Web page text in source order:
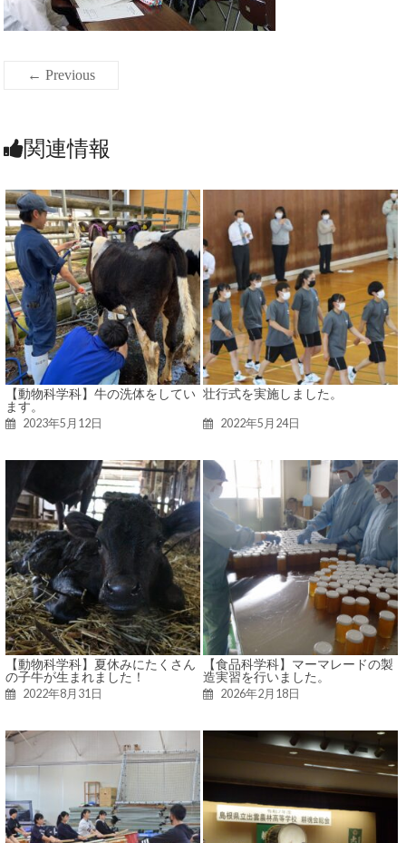
← Previous
関連情報
【動物科学科】牛の洗体をしてい
ます。
2023年5月12日
壮行式を実施しました。
2022年5月24日
【動物科学科】夏休みにたくさん
の子牛が生まれました！
2022年8月31日
【食品科学科】マーマレードの製
造実習を行いました。
2026年2月18日